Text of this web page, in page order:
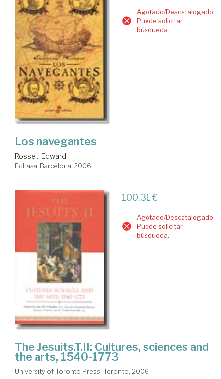
Agotado/Descatalogado.
Puede solicitar
búsqueda.
Los navegantes
Rosset, Edward
Edhasa. Barcelona, 2006
100,31 €
Agotado/Descatalogado.
Puede solicitar
búsqueda.
The Jesuits.T.II: Cultures, sciences and
the arts, 1540-1773
University of Toronto Press. Toronto, 2006